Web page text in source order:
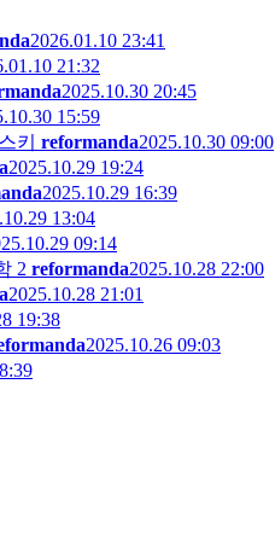
2026.01.10 23:41
21:32
2025.10.30 20:45
15:59
키
reformanda2025.10.30 09:00
2025.10.29 19:24
2025.10.29 16:39
13:04
09:14
2 reformanda2025.10.28 22:00
2025.10.28 21:01
19:38
2025.10.26 09:03